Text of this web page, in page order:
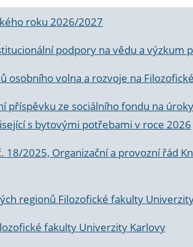
roku 2026/2027
podpory na vědu a výzkum
osobního volna a rozvoje na
příspěvku ze sociálního fondu na
s bytovými potřebami v roce 2026
18/2025, Organizační a provozní řád
regionů Filozofické fakulty
fakulty Univerzity Karlovy